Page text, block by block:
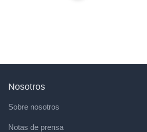
Nosotros
Sobre nosotros
Notas de prensa